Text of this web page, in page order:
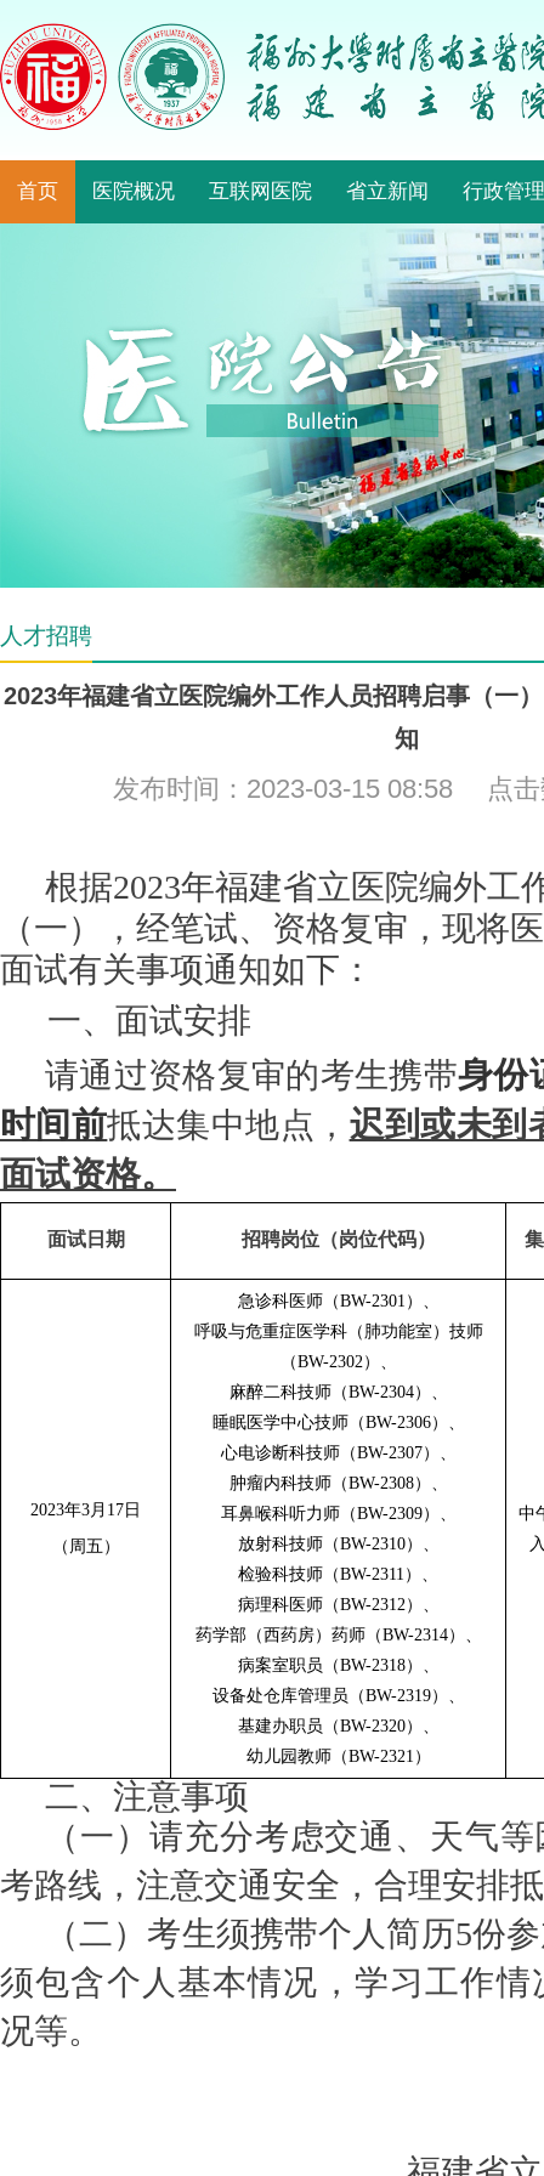
首页 医院概况 互联网医院 省立新闻 行政管理
人才招聘
2023年福建省立医院编外工作人员招聘启事（一
知
发布时间：2023-03-15 08:58 点
根据2023年福建省立医院编外工
（一） ，经笔试、资格复审，现将
面试有关事项通知如下：
一、 面试安排
请通过资格复审的考生携带身份
时间前抵达集中地点， 迟到或未到
面试资格。
面试日期 招聘岗位（岗位代码）
2023年3月17日
（周五）
急诊科医师（BW-2301）、
呼吸与危重症医学科（肺功能室）技师
（BW-2302）、
麻醉二科技师（BW-2304）、
睡眠医学中心技师（BW-2306）、
心电诊断科技师（BW-2307）、
肿瘤内科技师（BW-2308）、
耳鼻喉科听力师（BW-2309）、
放射科技师（BW-2310）、
检验科技师（BW-2311）、
病理科医师（BW-2312）、
药学部（西药房）药师（BW-2314）、
病案室职员（BW-2318）、
设备处仓库管理员（BW-2319）、
基建办职员（BW-2320）、
幼儿园教师（BW-2321）
中
二、注意事项
（一）请充分考虑交通、天气
考路线，注意交通安全，合理安排
（二）考生须携带个人简历5份
须包含个人基本情况，学习工作情
况等。